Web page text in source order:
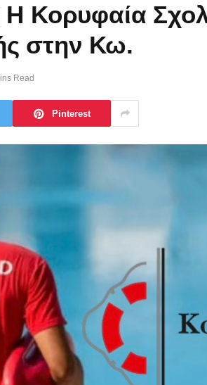
Κορυφαία
στην Κω.
Read
Pinterest